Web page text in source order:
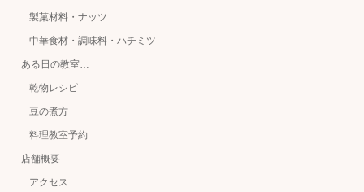
製菓材料・ナッツ
中華食材・調味料・ハチミツ
ある日の教室…
乾物レシピ
豆の煮方
料理教室予約
店舗概要
アクセス